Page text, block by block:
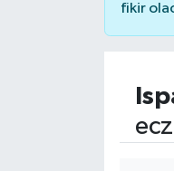
fikir